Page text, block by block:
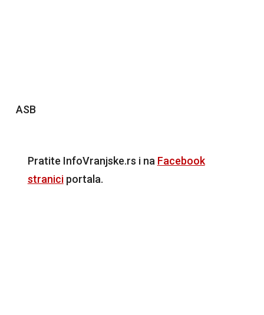
ASB
Pratite InfoVranjske.rs i na Facebook
straniciportala.